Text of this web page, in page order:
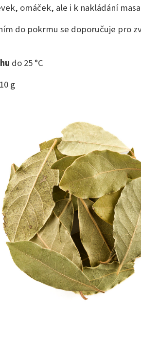
omáček, ale i k nakládání
do pokrmu se doporučuje pro
do 25 °C
10 g